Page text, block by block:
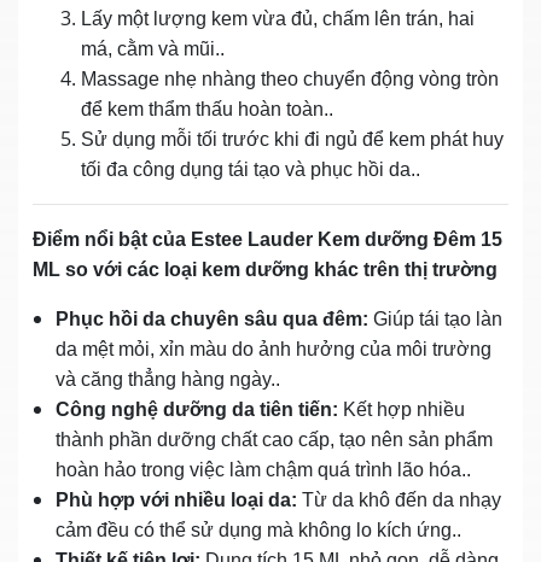
Lấy một lượng kem vừa đủ, chấm lên trán, hai
má, cằm và mũi..
Massage nhẹ nhàng theo chuyển động vòng tròn
để kem thẩm thấu hoàn toàn..
Sử dụng mỗi tối trước khi đi ngủ để kem phát huy
tối đa công dụng tái tạo và phục hồi da..
Điểm nổi bật của Estee Lauder Kem dưỡng Đêm 15
ML so với các loại kem dưỡng khác trên thị trường
Phục hồi da chuyên sâu qua đêm: Giúp tái tạo làn
da mệt mỏi, xỉn màu do ảnh hưởng của môi trường
và căng thẳng hàng ngày..
Công nghệ dưỡng da tiên tiến: Kết hợp nhiều
thành phần dưỡng chất cao cấp, tạo nên sản phẩm
hoàn hảo trong việc làm chậm quá trình lão hóa..
Phù hợp với nhiều loại da: Từ da khô đến da nhạy
cảm đều có thể sử dụng mà không lo kích ứng..